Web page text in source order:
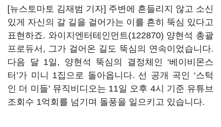
[뉴스토마토 김재범 기자] 주변에 흔들리지 않고 소신
있게 자신의 갈 길을 걸어가는 이를 흔히 뚝심 있다고
표현하죠. 와이지엔터테인먼트(122870) 양현석 총괄
프로듀서 , 그가 걸어온 길도 뚝심의 연속이었습니다.
다음 달1일, 양현석 뚝심의 결정체인 ‘베이비몬스
터 ’가 미니 1집으로 돌아옵니다. 선 공개 곡인 ‘스턱
인 더 미들’ 뮤직비디오는 11일 오후 4시 기준 유튜브
조회수 1억회를 넘기며 돌풍을 일으키고 있습니다.